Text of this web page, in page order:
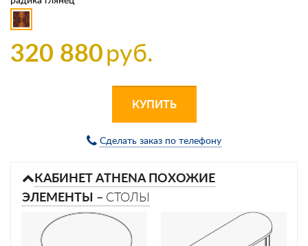
320 880руб.
КУПИТЬ
Сделать заказ по телефону
КАБИНЕТ ATHENA ПОХОЖИЕ
ЭЛЕМЕНТЫ – СТОЛЫ